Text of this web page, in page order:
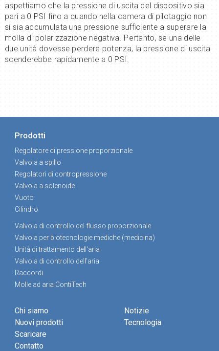
aspettiamo che la pressione di uscita del dispositivo sia
pari a 0 PSI fino a quando nella camera di pilotaggio non
si sia accumulata una pressione sufficiente a superare la
molla di polarizzazione negativa. Pertanto, se una delle
due unità dovesse perdere potenza, la pressione di uscita
scenderebbe rapidamente a 0 PSI.
Prodotti
Regolatore di pressione proporzionale
Valvola a spillo
Regolatori di contropressione
Valvola a solenoide
Vuoto
Cilindro
Valvola di controllo del flusso proporzionale
Valvola per biotecnologie mediche (medicina)
Unità di trattamento dell'aria
Valvola di controllo dell'aria
Raccordi
Molle ad aria ContiTech
Chi siamo
Nuovi prodotti
Scaricare
Contatto
Notizie
Tecnologia